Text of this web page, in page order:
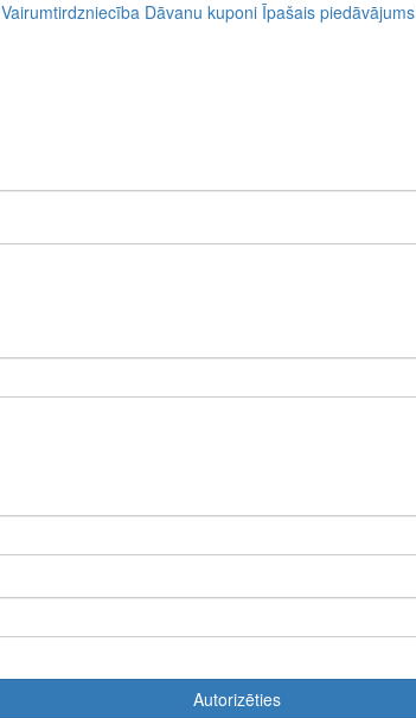
Vairumtirdzniecība Dāvanu kuponi Īpašais piedāvājums
Autorizēties